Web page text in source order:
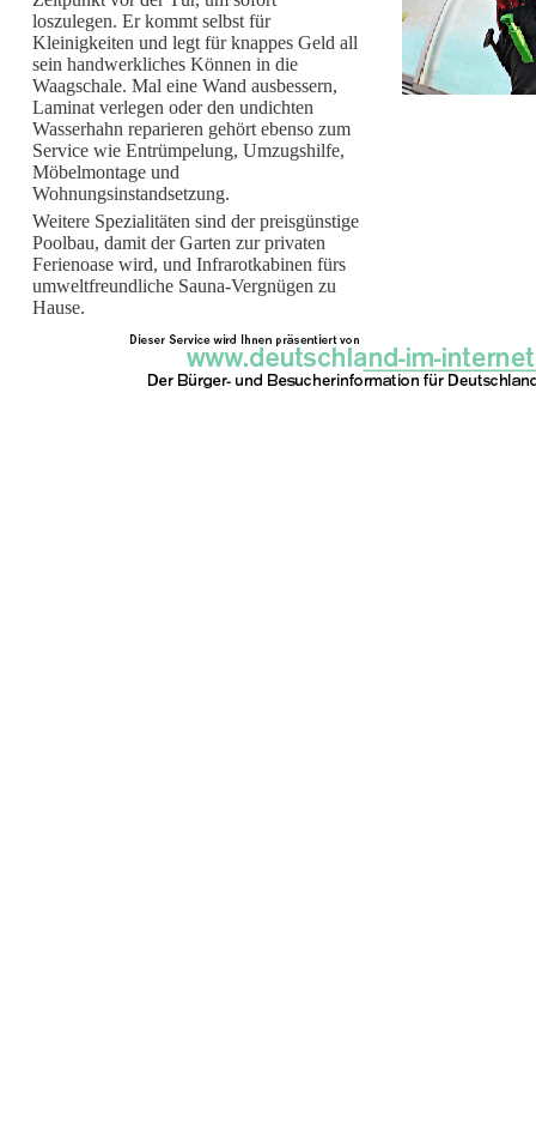
loszulegen. Er kommt selbst für
Kleinigkeiten und legt für knappes Geld all
sein handwerkliches Können in die
Waagschale. Mal eine Wand ausbessern,
Laminat verlegen oder den undichten
Wasserhahn reparieren gehört ebenso zum
Service wie Entrümpelung, Umzugshilfe,
Möbelmontage und
Wohnungsinstandsetzung.
Weitere Spezialitäten sind der preisgünstige
Poolbau, damit der Garten zur privaten
Ferienoase wird, und Infrarotkabinen fürs
umweltfreundliche Sauna-Vergnügen zu
Hause.